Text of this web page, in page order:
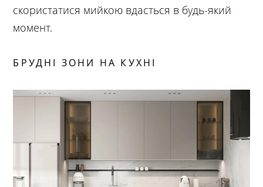
скористатися мийкою вдасться в будь-який
момент.
БРУДНІ ЗОНИ НА КУХНІ